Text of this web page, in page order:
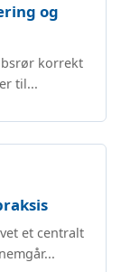
og
korrekt
til...
et centralt